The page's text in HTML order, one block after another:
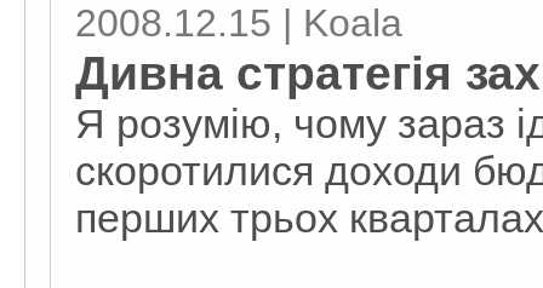
2008.12.15 | Koala
Дивна стратегія
Я розумію, чому зараз
скоротилися доходи
перших трьох